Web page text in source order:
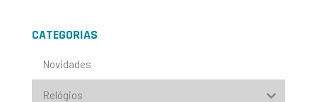
CATEGORIAS
Novidades
Relógios